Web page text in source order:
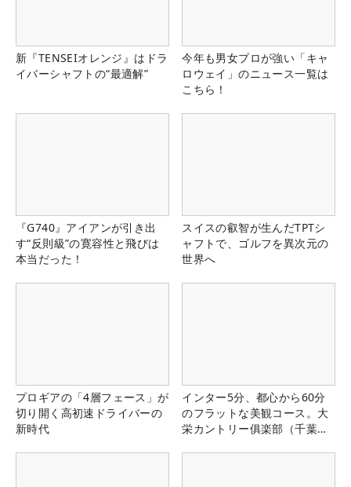
新『TENSEIオレンジ』はドラ
イバーシャフトの“最適解”
今年も男女プロが強い「キャ
ロウェイ」のニュース一覧は
こちら！
『G740』アイアンが引き出
す“反則級”の寛容性と飛びは
本当だった！
スイスの叡智が生んだTPTシ
ャフトで、ゴルフを異次元の
世界へ
プロギアの「4層フェース」が
切り開く高初速ドライバーの
新時代
インター5分、都心から60分
のフラットな美観コース。大
栄カントリー俱楽部（千葉